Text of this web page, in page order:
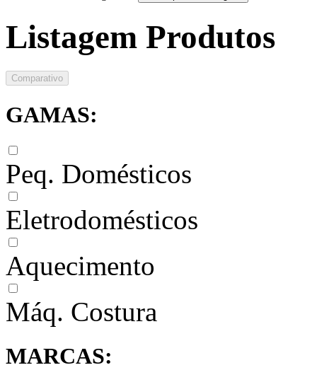
Listagem Produtos
Comparativo
GAMAS:
Peq. Domésticos
Eletrodomésticos
Aquecimento
Máq. Costura
MARCAS: